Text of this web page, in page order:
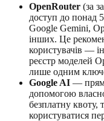
OpenRouter (за
доступ до понад
Google Gemini,
інших. Це
користувачів —
реєстр моделей
лише одним
Google AI —
допомогою
безплатну квоту,
користуватися